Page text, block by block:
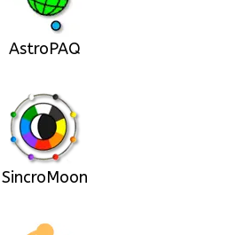
AstroPAQ
SincroMoon